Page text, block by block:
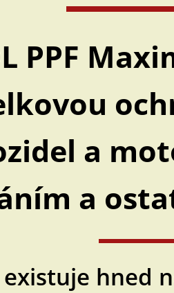
PPF
a
a
hned